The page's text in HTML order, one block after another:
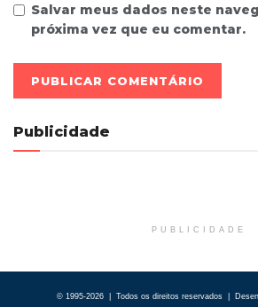
Salvar meus dados neste
próxima vez que eu comentar.
Publicidade
PUBLICIDADE
© 1995-2026 | Todos os direitos reservados |